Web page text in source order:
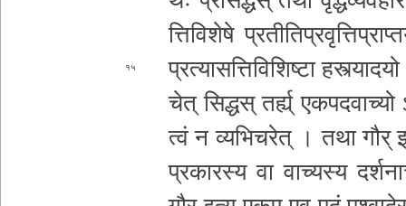
त्ति­वि­शे­षे प्र­ती­ति­प्र­वृ­त्ति­प्रा
१५
प्र­त्या­स­त्ति­वि­शि­ष्टा
चेत् सिद्धस् तर्ह्य्
त्वं न व्य­भि­च­रे­त् । तथागौर्
प्र­का­र­स्य वा वाच्यस्य